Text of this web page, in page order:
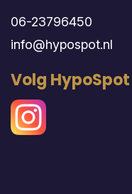
06-23796450
info@hypospot.nl
Volg HypoSpot